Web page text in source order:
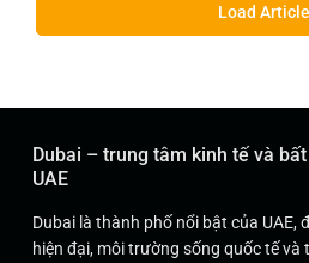
Load
Dubai – trung tâm kinh tế và
UAE
Dubai là thành phố nổi bật của UAE,
hiện đại, môi trường sống quốc tế